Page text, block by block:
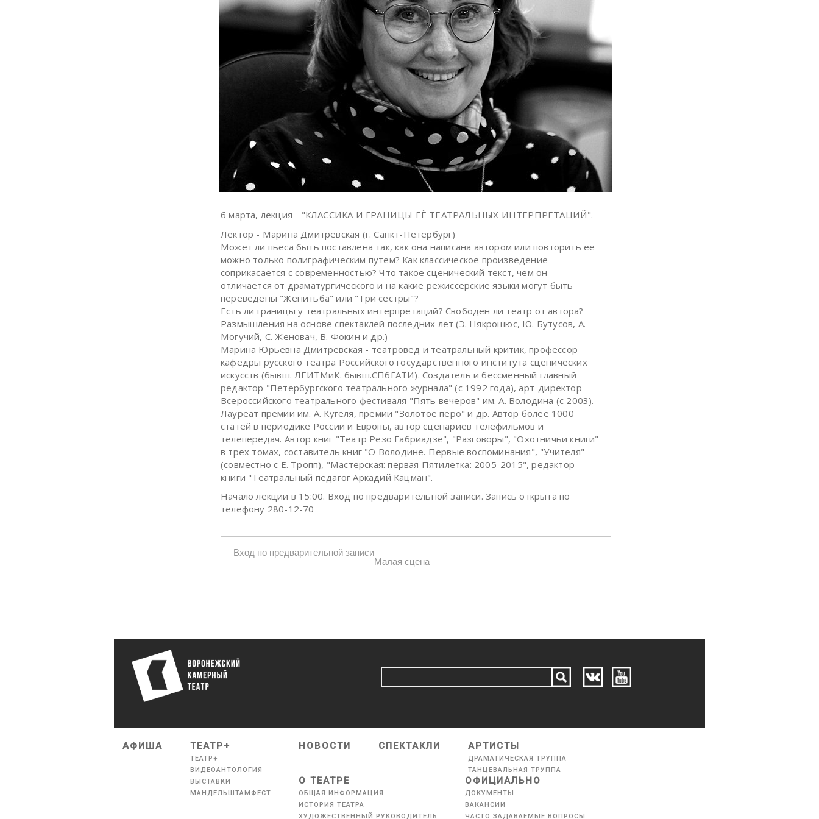
6 марта, лекция - "КЛАССИКА И ГРАНИЦЫ ЕЁ ТЕАТРАЛЬНЫХ ИНТЕРПРЕТАЦИЙ".
Лектор - Марина Дмитревская (г. Санкт-Петербург)
Может ли пьеса быть поставлена так, как она написана автором или повторить ее
можно только полиграфическим путем? Как классическое произведение
соприкасается с современностью? Что такое сценический текст, чем он
отличается от драматургического и на какие режиссерские языки могут быть
переведены "Женитьба" или "Три сестры"?
Есть ли границы у театральных интерпретаций? Свободен ли театр от автора?
Размышления на основе спектаклей последних лет (Э. Някрошюс, Ю. Бутусов, А.
Могучий, С. Женовач, В. Фокин и др.)
Марина Юрьевна Дмитревская - театровед и театральный критик, профессор
кафедры русского театра Российского государственного института сценических
искусств (бывш. ЛГИТМиК. бывш.СПбГАТИ). Создатель и бессменный главный
редактор "Петербургского театрального журнала" (с 1992 года), арт-директор
Всероссийского театрального фестиваля "Пять вечеров" им. А. Володина (с 2003).
Лауреат премии им. А. Кугеля, премии "Золотое перо" и др. Автор более 1000
статей в периодике России и Европы, автор сценариев телефильмов и
телепередач. Автор книг "Театр Резо Габриадзе", "Разговоры", "Охотничьи книги"
в трех томах, составитель книг "О Володине. Первые воспоминания", "Учителя"
(совместно с Е. Тропп), "Мастерская: первая Пятилетка: 2005-2015", редактор
книги "Театральный педагог Аркадий Кацман".
Начало лекции в 15:00. Вход по предварительной записи. Запись открыта по
телефону 280-12-70
Вход по предварительной записи
Малая сцена
АФИША ТЕАТР+
ТЕАТР+
ВИДЕОАНТОЛОГИЯ
ВЫСТАВКИ
МАНДЕЛЬШТАМФЕСТ
НОВОСТИ СПЕКТАКЛИ АРТИСТЫ
ДРАМАТИЧЕСКАЯ ТРУППА
ТАНЦЕВАЛЬНАЯ ТРУППА
О ТЕАТРЕ
ОБЩАЯ ИНФОРМАЦИЯ
ИСТОРИЯ ТЕАТРА
ХУДОЖЕСТВЕННЫЙ РУКОВОДИТЕЛЬ
ОФИЦИАЛЬНО
ДОКУМЕНТЫ
ВАКАНСИИ
ЧАСТО ЗАДАВАЕМЫЕ ВОПРОСЫ